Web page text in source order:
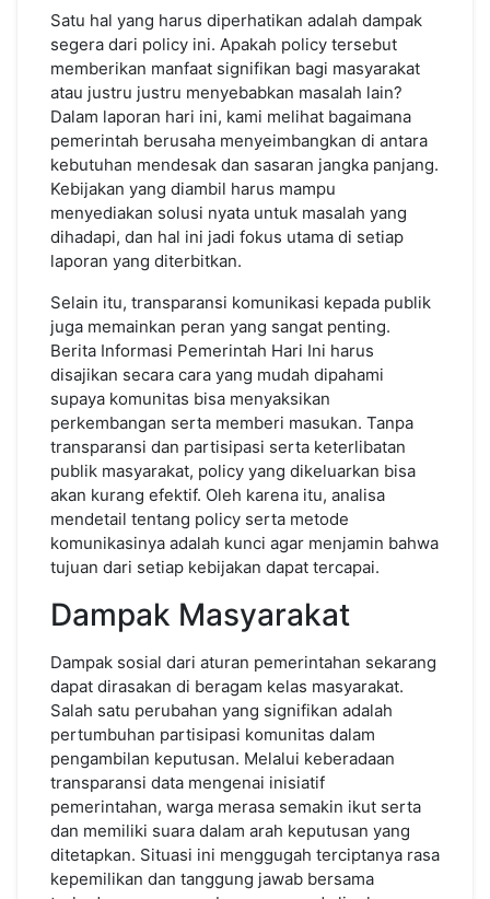
Satu hal yang harus diperhatikan adalah dampak
segera dari policy ini. Apakah policy tersebut
memberikan manfaat signifikan bagi masyarakat
atau justru justru menyebabkan masalah lain?
Dalam laporan hari ini, kami melihat bagaimana
pemerintah berusaha menyeimbangkan di antara
kebutuhan mendesak dan sasaran jangka panjang.
Kebijakan yang diambil harus mampu
menyediakan solusi nyata untuk masalah yang
dihadapi, dan hal ini jadi fokus utama di setiap
laporan yang diterbitkan.
Selain itu, transparansi komunikasi kepada publik
juga memainkan peran yang sangat penting.
Berita Informasi Pemerintah Hari Ini harus
disajikan secara cara yang mudah dipahami
supaya komunitas bisa menyaksikan
perkembangan serta memberi masukan. Tanpa
transparansi dan partisipasi serta keterlibatan
publik masyarakat, policy yang dikeluarkan bisa
akan kurang efektif. Oleh karena itu, analisa
mendetail tentang policy serta metode
komunikasinya adalah kunci agar menjamin bahwa
tujuan dari setiap kebijakan dapat tercapai.
Dampak Masyarakat
Dampak sosial dari aturan pemerintahan sekarang
dapat dirasakan di beragam kelas masyarakat.
Salah satu perubahan yang signifikan adalah
pertumbuhan partisipasi komunitas dalam
pengambilan keputusan. Melalui keberadaan
transparansi data mengenai inisiatif
pemerintahan, warga merasa semakin ikut serta
dan memiliki suara dalam arah keputusan yang
ditetapkan. Situasi ini menggugah terciptanya rasa
kepemilikan dan tanggung jawab bersama